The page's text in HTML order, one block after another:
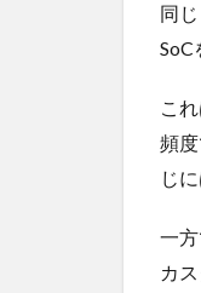
同
SoC
こ
頻
じ
一
カ